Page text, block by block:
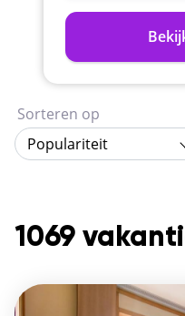
1069
Sorteren op
Populariteit